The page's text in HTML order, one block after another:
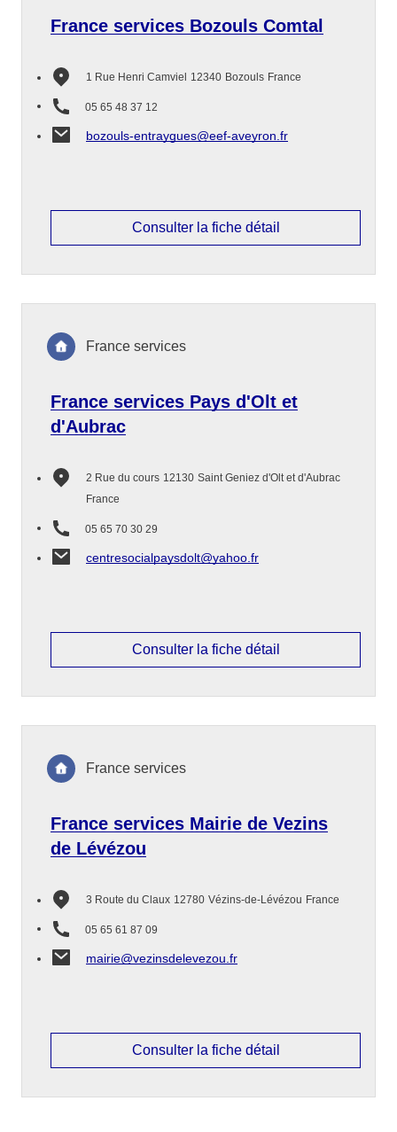
France services Bozouls Comtal
1 Rue Henri Camviel 12340 Bozouls France
05 65 48 37 12
bozouls-entraygues@eef-aveyron.fr
Consulter la fiche détail
France services Pays d'Olt et
d'Aubrac
2 Rue du cours 12130 Saint Geniez d'Olt et d'Aubrac
France
05 65 70 30 29
centresocialpaysdolt@yahoo.fr
France services
Consulter la fiche détail
France services Mairie de Vezins
de Lévézou
3 Route du Claux 12780 Vézins-de-Lévézou France
05 65 61 87 09
mairie@vezinsdelevezou.fr
France services
Consulter la fiche détail